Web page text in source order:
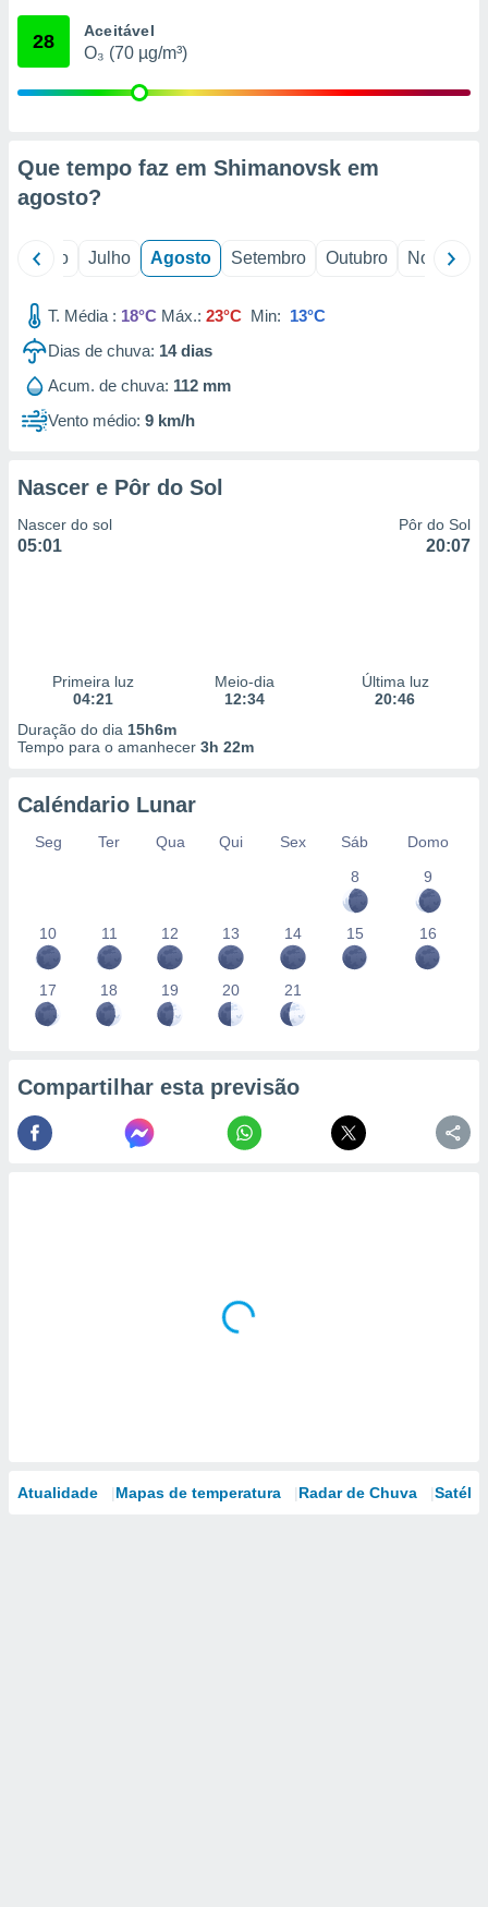
através
1199
28 Aceitável
O₃ (70 µg/m³)
Que tempo faz em Shimanovsk em
agosto?
Junho Julho Agosto Setembro Outubro Novembro
T. Média : 18°C Máx.: 23°C Min: 13°C
Dias de chuva: 14dias
Acum. de chuva: 112 mm
Vento médio: 9 km/h
Nascer e Pôr do Sol
Nascer do sol
05:01
Pôr do Sol
20:07
Primeira luz
04:21
Meio-dia
12:34
Última luz
20:46
Duração do dia 15h6m
Tempo para o amanhecer 3h 22m
Caléndario Lunar
Seg Ter Qua Qui Sex Sáb
Domo
8
9
10 11 12 13 14 15 16
17 18 19 20 21
Compartilhar esta previsão
Atualidade Mapas de temperatura Radar de Chuva